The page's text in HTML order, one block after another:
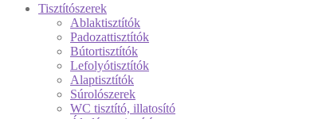
Tisztítószerek
Ablaktisztítók
Padozattisztítók
Bútortisztítók
Lefolyótisztítók
Alaptisztítók
Súrolószerek
WC tisztító, illatosító